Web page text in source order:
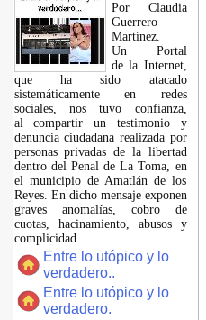
Por Claudia
Guerrero
Martínez.
​Un Portal
de la Internet,
que ha sido atacado
sistemáticamente en redes
sociales, nos tuvo confianza,
al compartir un testimonio y
denuncia ciudadana realizada por
personas privadas de la libertad
dentro del Penal de La Toma, en
el municipio de Amatlán de los
Reyes. En dicho mensaje exponen
graves anomalías, cobro de
cuotas, hacinamiento, abusos y
complicidad
Entre lo utópico y lo
verdadero..
Entre lo utópico y lo
verdadero.